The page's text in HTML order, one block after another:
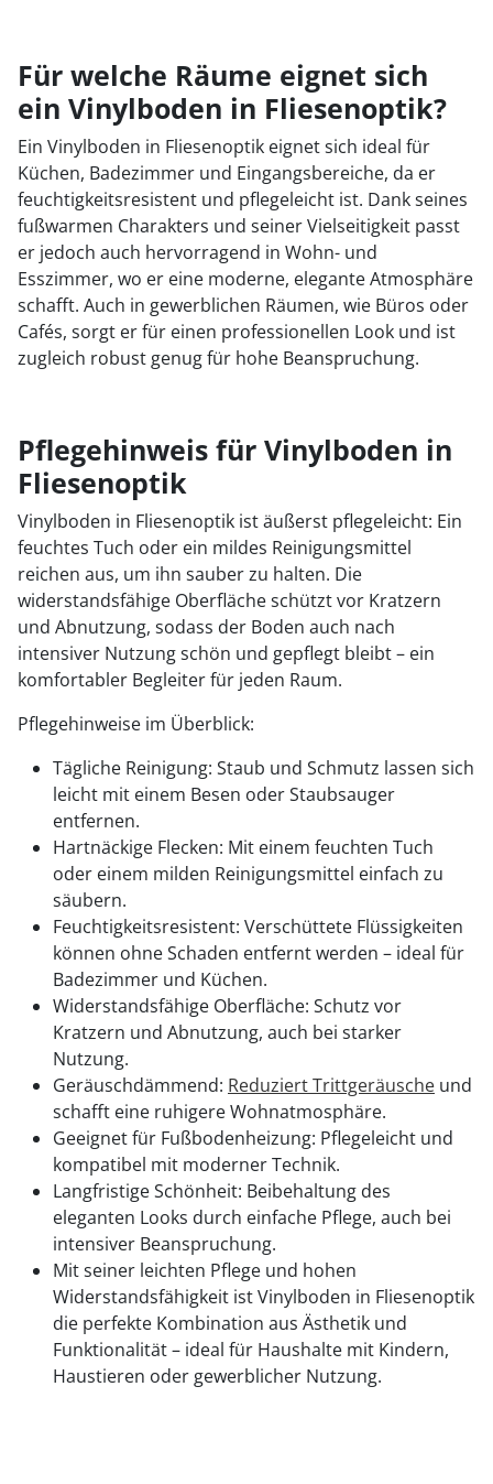
Für welche Räume eignet sich
ein Vinylboden in Fliesenoptik?
Ein Vinylboden in Fliesenoptik eignet sich ideal für
Küchen, Badezimmer und Eingangsbereiche, da er
feuchtigkeitsresistent und pflegeleicht ist. Dank seines
fußwarmen Charakters und seiner Vielseitigkeit passt
er jedoch auch hervorragend in Wohn- und
Esszimmer, wo er eine moderne, elegante Atmosphäre
schafft. Auch in gewerblichen Räumen, wie Büros oder
Cafés, sorgt er für einen professionellen Look und ist
zugleich robust genug für hohe Beanspruchung.
Pflegehinweis für Vinylboden in
Fliesenoptik
Vinylboden in Fliesenoptik ist äußerst pflegeleicht: Ein
feuchtes Tuch oder ein mildes Reinigungsmittel
reichen aus, um ihn sauber zu halten. Die
widerstandsfähige Oberfläche schützt vor Kratzern
und Abnutzung, sodass der Boden auch nach
intensiver Nutzung schön und gepflegt bleibt – ein
komfortabler Begleiter für jeden Raum.
Pflegehinweise im Überblick:
Tägliche Reinigung: Staub und Schmutz lassen sich
leicht mit einem Besen oder Staubsauger
entfernen.
Hartnäckige Flecken: Mit einem feuchten Tuch
oder einem milden Reinigungsmittel einfach zu
säubern.
Feuchtigkeitsresistent: Verschüttete Flüssigkeiten
können ohne Schaden entfernt werden – ideal für
Badezimmer und Küchen.
Widerstandsfähige Oberfläche: Schutz vor
Kratzern und Abnutzung, auch bei starker
Nutzung.
Geräuschdämmend: Reduziert Trittgeräusche und
schafft eine ruhigere Wohnatmosphäre.
Geeignet für Fußbodenheizung: Pflegeleicht und
kompatibel mit moderner Technik.
Langfristige Schönheit: Beibehaltung des
eleganten Looks durch einfache Pflege, auch bei
intensiver Beanspruchung.
Mit seiner leichten Pflege und hohen
Widerstandsfähigkeit ist Vinylboden in Fliesenoptik
die perfekte Kombination aus Ästhetik und
Funktionalität – ideal für Haushalte mit Kindern,
Haustieren oder gewerblicher Nutzung.